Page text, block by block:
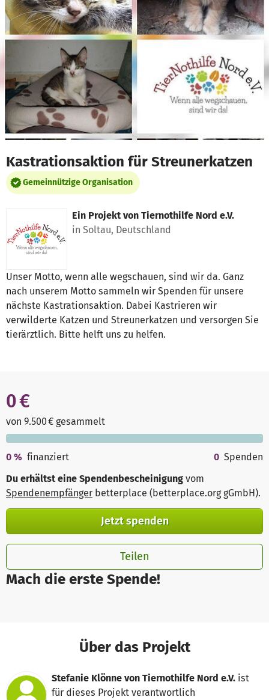
Zum Hauptinhalt springen
Erklärung zur Barrierefreiheit anzeigen
Kastrationsaktion für Streunerkatzen
Gemeinnützige Organisation
Ein Projekt von Tiernothilfe Nord e.V.
in Soltau, Deutschland
Unser Motto, wenn alle wegschauen, sind wir da. Ganz
nach unserem Motto sammeln wir Spenden für unsere
nächste Kastrationsaktion. Dabei Kastrieren wir
verwilderte Katzen und Streunerkatzen und versorgen Sie
tierärztlich. Bitte helft uns zu helfen.
Mach die erste Spende!
0 €
von 9.500 € gesammelt
0 % finanziert 0 Spenden
Du erhältst eine Spendenbescheinigung vom
Spendenempfänger betterplace (betterplace.org gGmbH).
Jetzt spenden
Teilen
Über das Projekt
Stefanie Klönne von Tiernothilfe Nord e.V. ist
für dieses Projekt verantwortlich